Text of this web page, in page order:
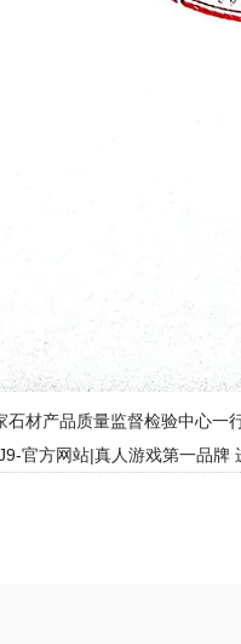
石材产品质量监督检验中心一
官方网站|真人游戏第